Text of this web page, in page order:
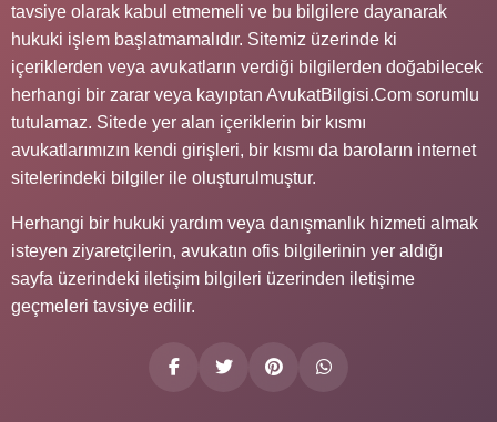
tavsiye olarak kabul etmemeli ve bu bilgilere dayanarak
hukuki işlem başlatmamalıdır. Sitemiz üzerinde ki
içeriklerden veya avukatların verdiği bilgilerden doğabilecek
herhangi bir zarar veya kayıptan AvukatBilgisi.Com sorumlu
tutulamaz. Sitede yer alan içeriklerin bir kısmı
avukatlarımızın kendi girişleri, bir kısmı da baroların internet
sitelerindeki bilgiler ile oluşturulmuştur.
Herhangi bir hukuki yardım veya danışmanlık hizmeti almak
isteyen ziyaretçilerin, avukatın ofis bilgilerinin yer aldığı
sayfa üzerindeki iletişim bilgileri üzerinden iletişime
geçmeleri tavsiye edilir.